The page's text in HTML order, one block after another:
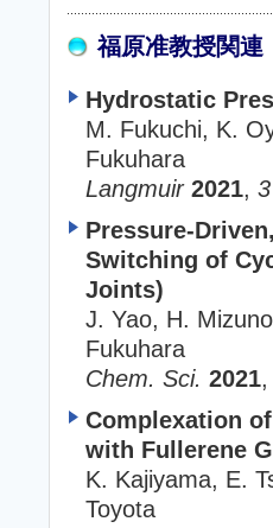
福原准教授関連
Hydrostatic
M. Fukuchi, K.
Fukuhara
Langmuir 2021,
Pressure-
Switching of
Joints)
J. Yao, H.
Fukuhara
Chem. Sci. 2021
Complexation
with Fullerene
K. Kajiyama, E.
Toyota